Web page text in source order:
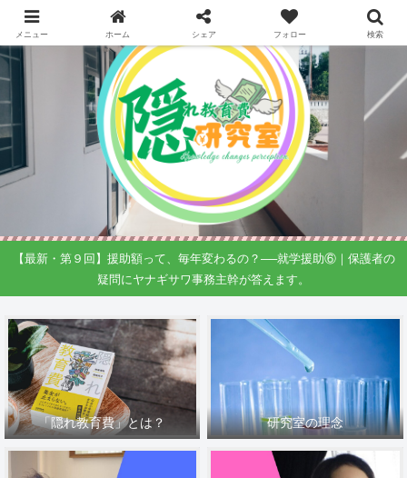
【最新・第９回】援助額って、毎年変わるの？──就学援助⑥｜保護者の
疑問にヤナギサワ事務主幹が答えます。
「隠れ教育費」とは？ 研究室の理念
メニュー ホーム シェア フォロー 検索